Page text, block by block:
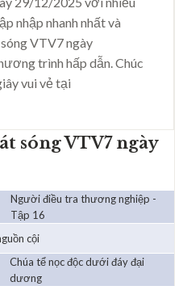
nhập nhanh nhất và
VTV7 ngày
trình hấp dẫn. Chúc
vui vẻ tại
sóng VTV7 ngày
Người điều tra thương nghiệp -
Tập 16
cội
Chúa tể nọc độc dưới đáy đại
dương